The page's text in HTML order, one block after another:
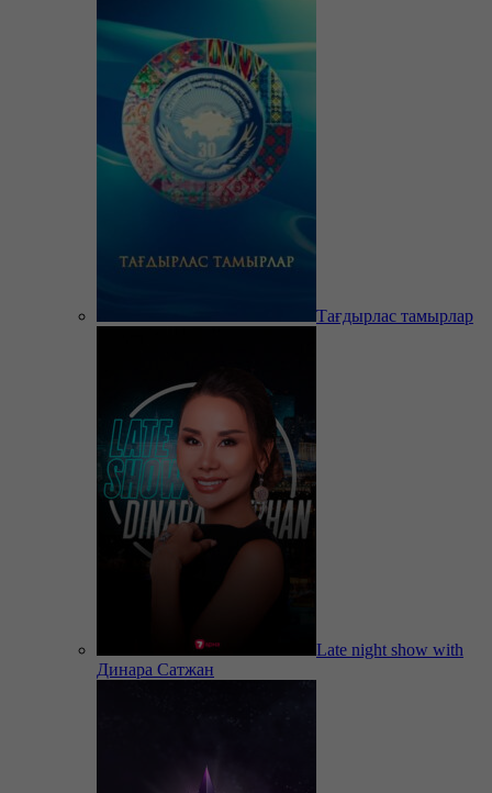
Тағдырлас тамырлар
Late night show with
Динара Сатжан